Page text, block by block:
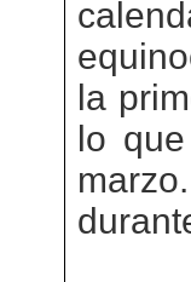
la
lo